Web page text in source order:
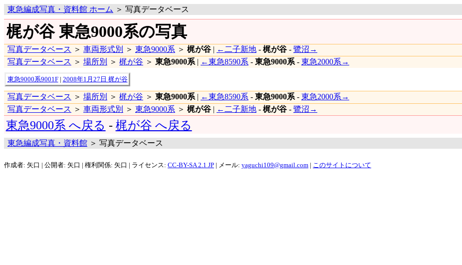
東急編成写真・資料館 ホーム ＞ 写真データベース
梶が谷 東急9000系の写真
写真データベース ＞ 車両形式別 ＞ 東急9000系 ＞ 梶が谷 | ←二子新地 - 梶が谷 - 鷺沼→
写真データベース ＞ 場所別 ＞ 梶が谷 ＞ 東急9000系 | ←東急8590系 - 東急9000系 - 東急2000系→
東急9000系9001F| 2008年1月27日 梶が谷
写真データベース ＞ 場所別 ＞ 梶が谷 ＞ 東急9000系 | ←東急8590系 - 東急9000系 - 東急2000系→
写真データベース ＞ 車両形式別 ＞ 東急9000系 ＞ 梶が谷 | ←二子新地 - 梶が谷 - 鷺沼→
東急9000系 へ戻る - 梶が谷 へ戻る
東急編成写真・資料館 ＞ 写真データベース
作成者: 矢口 | 公開者: 矢口 | 権利関係: 矢口 | ライセンス: CC-BY-SA 2.1 JP | メール: yaguchi109@gmail.com このサイトについて